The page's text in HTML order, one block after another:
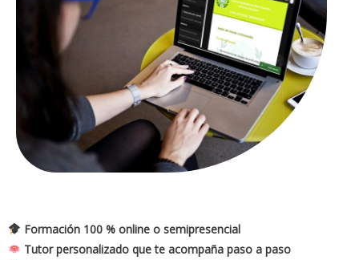
Formación 100 % online o semipresencial
Tutor personalizado que te acompaña paso a paso